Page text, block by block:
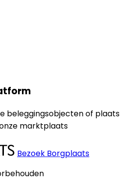
beleggingsobjecten of plaats
marktplaats
Bezoek Borgplaats